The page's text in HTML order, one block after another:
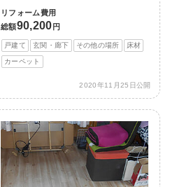
リフォーム費用
総額90,200 円
戸建て 玄関・廊下 その他の場所 床材
カーペット
2020年11月25日公開